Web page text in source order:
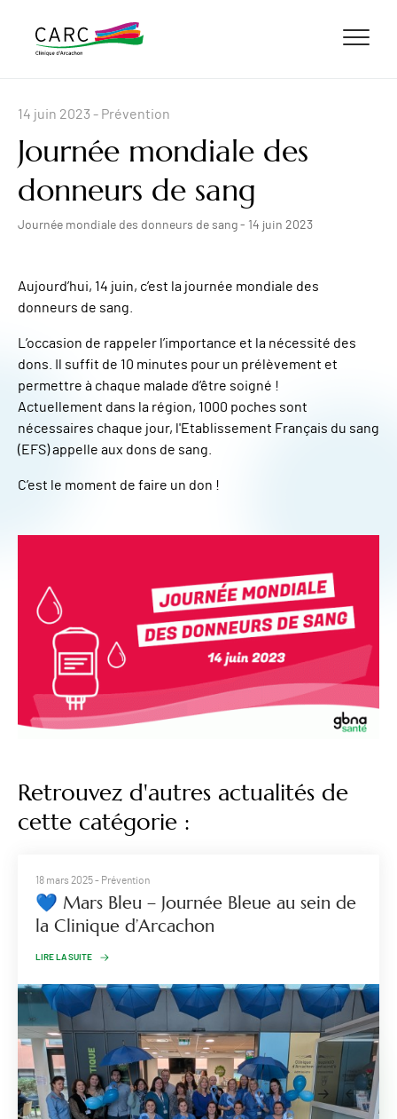
14 juin 2023 - Prévention
Journée mondiale des
donneurs de sang
Journée mondiale des donneurs de sang - 14 juin 2023
Aujourd’hui, 14 juin, c’est la journée mondiale des
donneurs de sang.
L’occasion de rappeler l’importance et la nécessité des
dons. Il suffit de 10 minutes pour un prélèvement et
permettre à chaque malade d’être soigné !
Actuellement dans la région, 1000 poches sont
nécessaires chaque jour, l'Etablissement Français du sang
(EFS) appelle aux dons de sang.
C’est le moment de faire un don !
Retrouvez d'autres actualités de
cette catégorie :
18 mars 2025- Prévention
💙 Mars Bleu – Journée Bleue au sein de
la Clinique d’Arcachon
LIRE LA SUITE